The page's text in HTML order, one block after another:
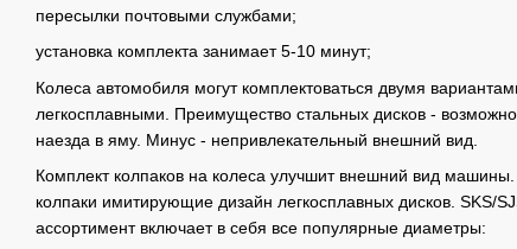
пересылки почтовыми службами;
установка комплекта занимает 5-10 минут;
Колеса автомобиля могут комплектоваться двумя
легкосплавными. Преимущество стальных дисков -
наезда в яму. Минус - непривлекательный внешний вид.
Комплект колпаков на колеса улучшит внешний вид
колпаки имитирующие дизайн легкосплавных дисков. SKS/
ассортимент включает в себя все популярные диаметры: